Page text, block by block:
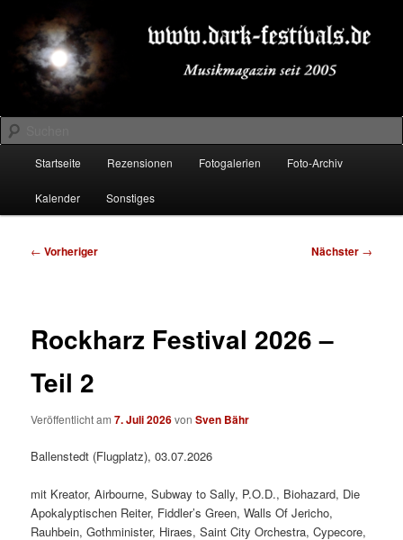
primären
Inhalt
springenDARK-FESTIVALS.DE
Suchen
Startseite Rezensionen Fotogalerien Foto-Archiv
Kalender Sonstiges
Beitragsnavigation
← Vorheriger Nächster →
Rockharz Festival 2026 –
Teil 2
Veröffentlicht am7. Juli 2026vonSven Bähr
Ballenstedt (Flugplatz), 03.07.2026
mit Kreator, Airbourne, Subway to Sally, P.O.D., Biohazard, Die
Apokalyptischen Reiter, Fiddler’s Green, Walls Of Jericho,
Rauhbein, Gothminister, Hiraes, Saint City Orchestra, Cypecore,